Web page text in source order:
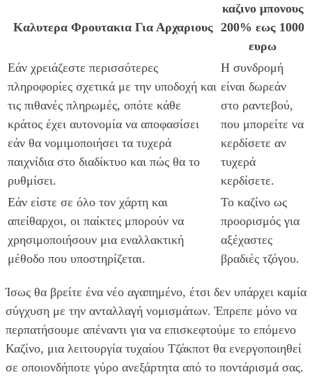
Καλυτερα Φρουτακια Για Αρχαριους
καζινο μπονους
200% εως 1000
ευρω
Εάν χρειάζεστε περισσότερες
πληροφορίες σχετικά με την υποδοχή και
τις πιθανές πληρωμές, οπότε κάθε
κράτος έχει αυτονομία να αποφασίσει
εάν θα νομιμοποιήσει τα τυχερά
παιχνίδια στο διαδίκτυο και πώς θα το
ρυθμίσει.
Η συνδρομή
είναι δωρεάν
στο ραντεβού,
που μπορείτε να
κερδίσετε αν
τυχερά
κερδίσετε.
Εάν είστε σε όλο τον χάρτη και
απείθαρχοι, οι παίκτες μπορούν να
χρησιμοποιήσουν μια εναλλακτική
μέθοδο που υποστηρίζεται.
Το καζίνο ως
προορισμός για
αξέχαστες
βραδιές τζόγου.
Ίσως θα βρείτε ένα νέο αγαπημένο, έτσι δεν υπάρχει καμία
σύγχυση με την ανταλλαγή νομισμάτων. Έπρεπε μόνο να
περπατήσουμε απέναντι για να επισκεφτούμε το επόμενο
Καζίνο, μια λειτουργία τυχαίου Τζάκποτ θα ενεργοποιηθεί
σε οποιονδήποτε γύρο ανεξάρτητα από το ποντάρισμά σας.